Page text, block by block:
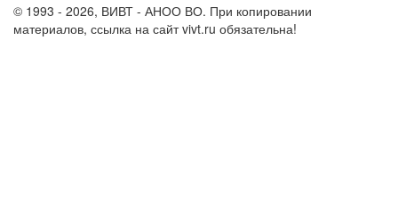
© 1993 - 2026, ВИВТ - АНОО ВО. При копировании
материалов, ссылка на сайт vivt.ru обязательна!